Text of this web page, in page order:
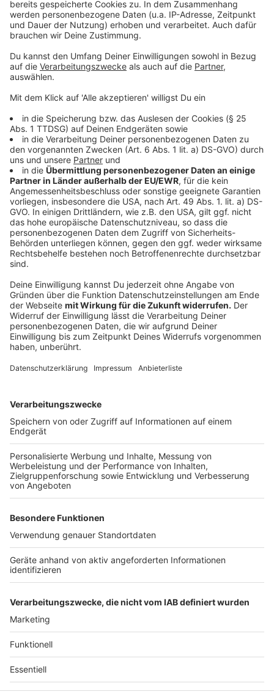
Vier Monate wurde die Aula des Polizei-
Bildungszentrums in Neuss in das IPCC umgebaut.
Insgesamt wurden fünf Kilometer Kabel neu verlegt.
„Vorher hat es hier nur vier Steckdosen gegeben“
sagt IPCC-Chef Oliver Strudthoff.
Es gibt 130 Arbeitsplätze, die nach verschiedenen
Farben und Aufgabenbereichen aufgeteilt sind. So
viele Mitarbeiter besetzen jeweils eine Schicht.
Insgesamt sind es rund 600. Der Großteil sind
Polizeikräfte aus NRW, anderen Bundesländern und
auch von der Bundespolizei. Mit dabei sind aber auch
Experten aus Bundessicherheitsbörden wie
beispielsweise dem Bundesnachrichtendienst oder der
Cybersicherheitsbehörde. Dazu gehören auch über 200
internationale Kräfte. Bund und Länder arbeiten in
Neuss zusammen.
Anzeige
Sicherheit bei der EM 2024 oberste Priorität
Bundesinnenministerin Nancy Faeser hatte kürzlich
angekündigt, dass das Thema Sicherheit oberste
Priorität bei der Fußball-EM habe. "Wir werden die
Fußball-Europameisterschaft zu einem sicheren
Turnier machen - für alle in unserem Land und für
unsere Gäste aus der ganzen Welt", sagte sie.
Autoren: Joachim Schultheis & Lennart Wehmeier
Anzeige
Anzeige